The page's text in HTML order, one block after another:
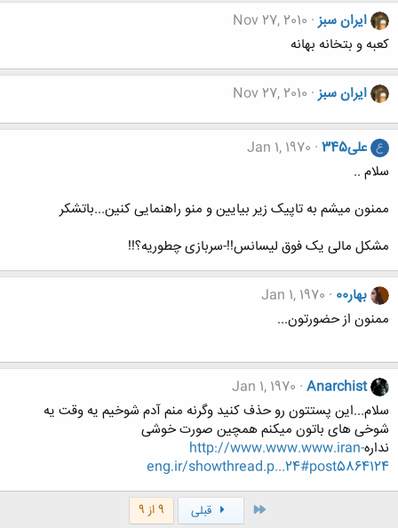
ایران سبز Nov 27, 2010
کعبه و بتخانه بهانه
ایران سبز Nov 27, 2010
ع علی345
Jan 1, 1970
سلام ..
ممنون میشم به تاپیک زیر بیایین و منو راهنمایی کنین...باتشکر
مشکل مالی یک فوق لیسانس!!-سربازی چطوریه؟!!
بهار00
Jan 1, 1970
ممنون از حضورتون...
Anarchist
Jan 1, 1970
سلام...این پستتون رو حذف کنید وگرنه منم آدم شوخیم یه وقت یه
شوخی های باتون میکنم همچین صورت خوشی
ندارهhttp://www.www.www.iran-
eng.ir/showthread.p...24#post5864124
اول قبلی 9 از 9